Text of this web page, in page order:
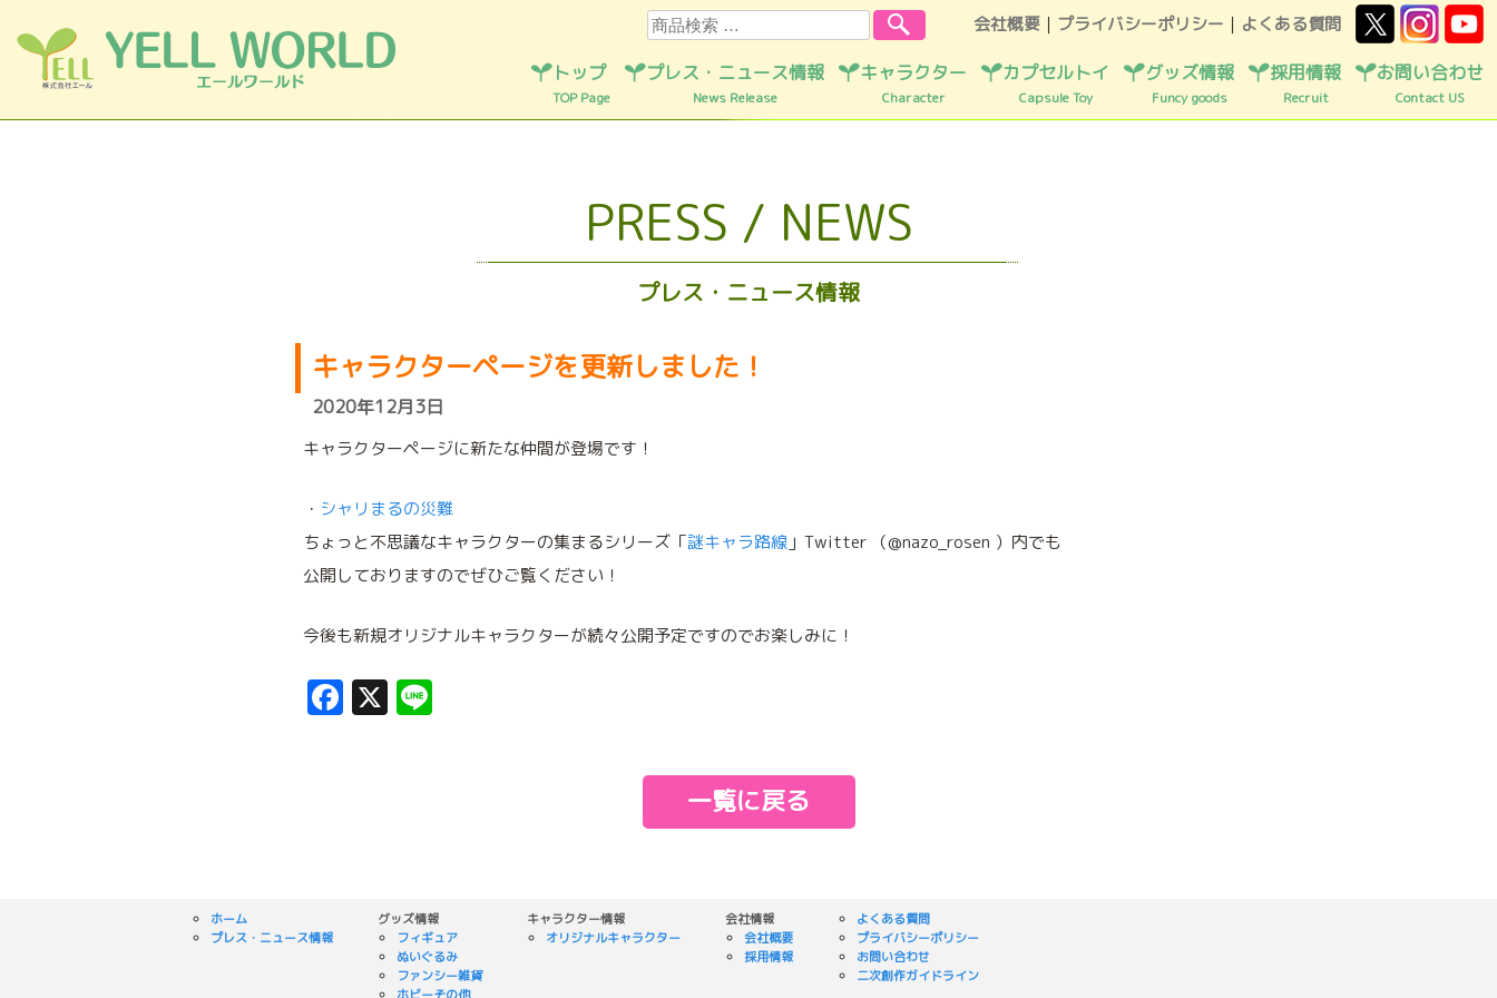
トップ
TOP Page
プレス・ニュース情報
News Release
キャラクター
Character
カプセルトイ
Capsule Toy
グッズ情報
Funcy goods
採用情報
Recruit
お問い合わせ
Contact US
会社概要 ｜ プライバシーポリシー ｜ よくある質問
検索
PRESS / NEWS
プレス・ニュース情報
キャラクターページを更新しました！
2020年12月3日
キャラクターページに新たな仲間が登場です！
・ シャリまるの災難
ちょっと不思議なキャラクターの集まるシリーズ「謎キャラ路線 」Twitter （@nazo_rosen ）内でも
公開しておりますのでぜひご覧ください！
今後も新規オリジナルキャラクターが続々公開予定ですのでお楽しみに！
Facebook
X
一覧に戻る
ホーム
プレス・ニュース情報
グッズ情報
フィギュア
ぬいぐるみ
ファンシー雑貨
キャラクター情報
オリジナルキャラクター
会社情報
会社概要
採用情報
よくある質問
プライバシーポリシー
お問い合わせ
二次創作ガイドライン